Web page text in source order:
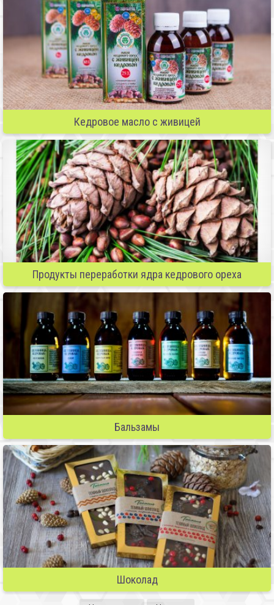
Кедровое масло с живицей
Продукты переработки ядра кедрового ореха
Бальзамы
Шоколад